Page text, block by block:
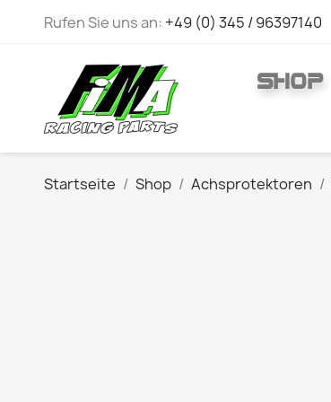
Rufen Sie uns an: +49 (0) 345 / 96397140
SHOP
Startseite Shop Achsprotektoren